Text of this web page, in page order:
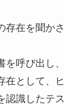
存在を聞か
を呼び出し
在として、
識したテ